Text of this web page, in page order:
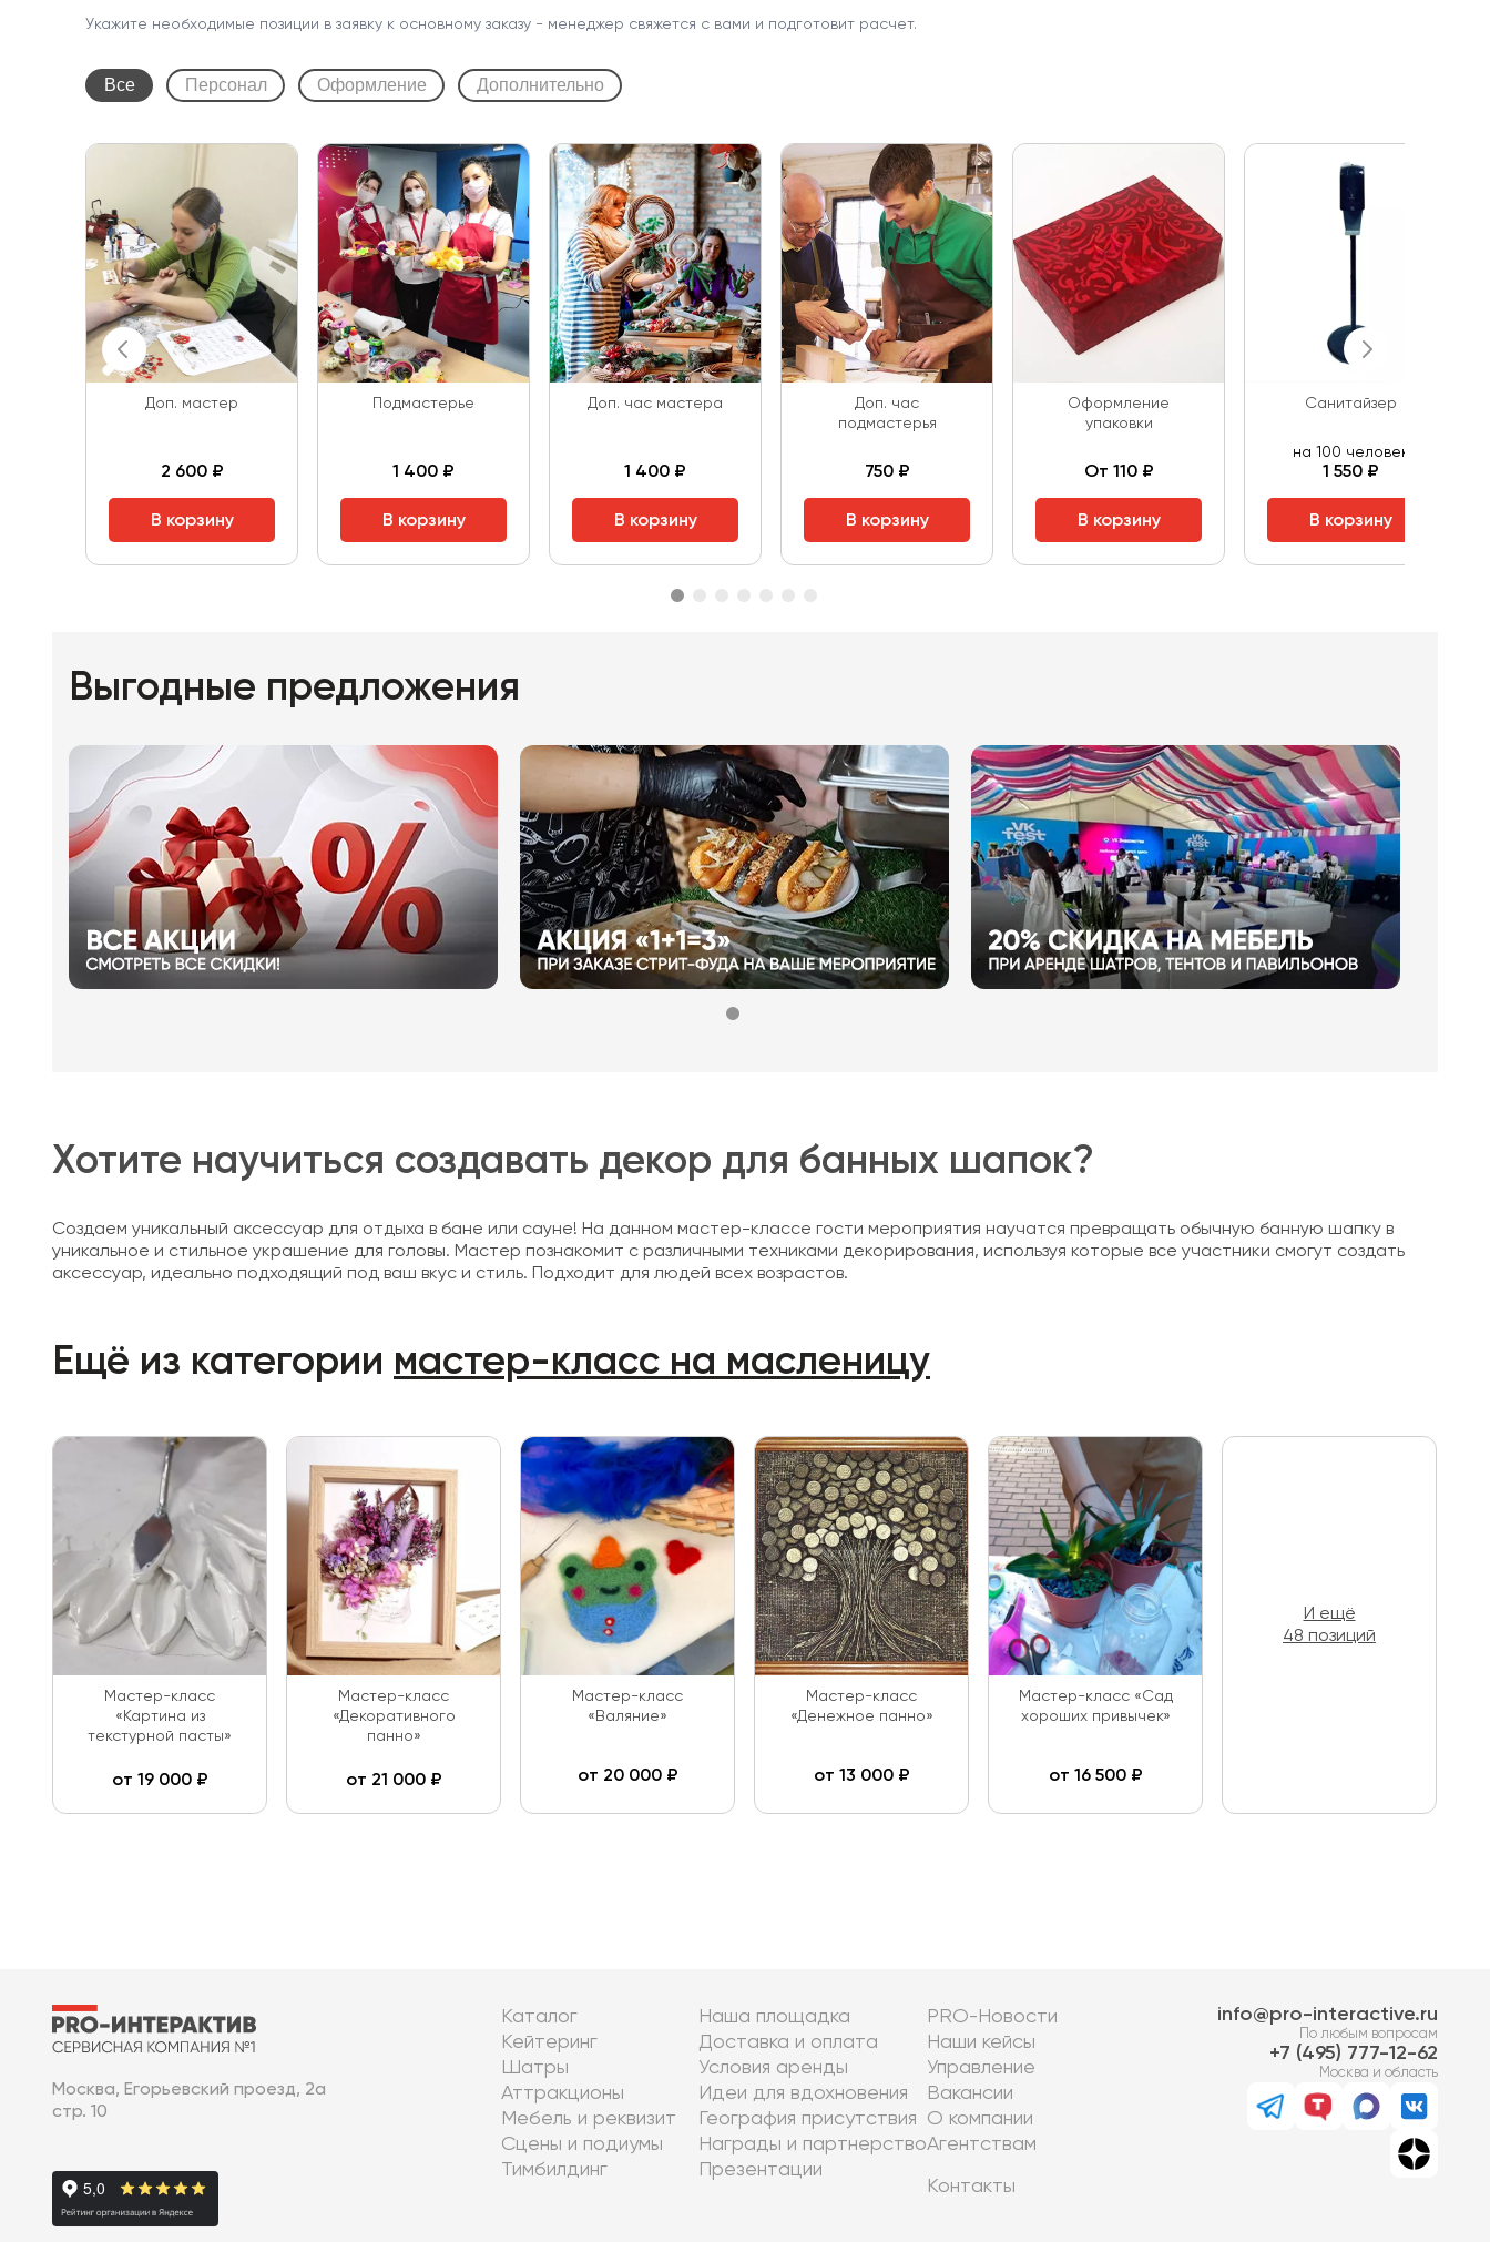
Укажите необходимые позиции в заявку к основному заказу - менеджер свяжется с вами и подготовит расчет.
Все Персонал Оформление Дополнительно
Доп. мастер
2 600 ₽
В корзину
Подмастерье
1 400 ₽
В корзину
Доп. час мастера
1 400 ₽
В корзину
Доп. час
подмастерья
750 ₽
В корзину
Оформление
упаковки
От 110 ₽
В корзину
Санитайзер
на 100 человек
1 550 ₽
В корзину
Выгодные предложения
Хотите научиться создавать декор для банных шапок?
Создаем уникальный аксессуар для отдыха в бане или сауне! На данном мастер-классе гости мероприятия научатся превращать обычную банную шапку в
уникальное и стильное украшение для головы. Мастер познакомит с различными техниками декорирования, используя которые все участники смогут создать
аксессуар, идеально подходящий под ваш вкус и стиль. Подходит для людей всех возрастов.
Ещё из категории мастер-класс на масленицу
Мастер-класс
«Картина из
текстурной пасты»
от 19 000₽
Мастер-класс
«Декоративного
панно»
от 21 000₽
Мастер-класс
«Валяние»
от 20 000₽
Мастер-класс
«Денежное панно»
от 13 000₽
Мастер-класс «Сад
хороших привычек»
от 16 500₽
И ещё
48 позиций
Москва, Егорьевский проезд, 2а
стр. 10
Каталог
Кейтеринг
Шатры
Аттракционы
Мебель и реквизит
Сцены и подиумы
Тимбилдинг
Наша площадка
Доставка и оплата
Условия аренды
Идеи для вдохновения
География присутствия
Награды и партнерство
Презентации
PRO-Новости
Наши кейсы
Управление
Вакансии
О компании
Агентствам
Контакты
info@pro-interactive.ru
По любым вопросам
7 (495) 777-12-62
Москва и область